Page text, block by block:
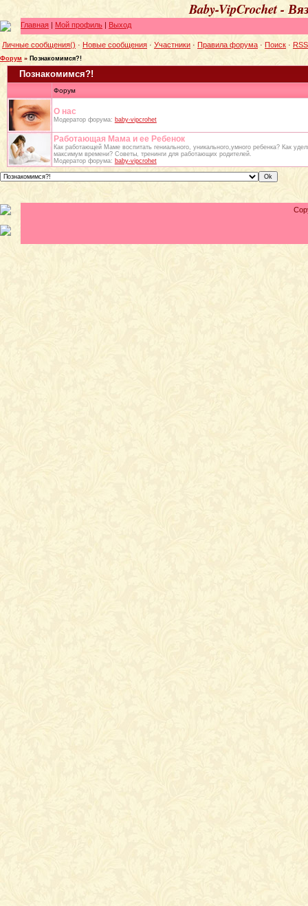
Baby-VipCrochet -
Главная | Мой профиль | Выход
Личные сообщения() · Новые сообщения · Участники · Правила форума · Поиск · RSS
Форум » Познакомимся?!
Познакомимся?!
Форум
О нас
Модератор форума: baby-vipcrohet
Работающая Мама и ее Ребенок
Как работающей Маме воспитать гениального, уникального,умного ребенка? Как
максимум времени? Советы, тренинги для работающих родителей.
Модератор форума: baby-vipcrohet